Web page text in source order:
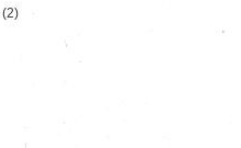
(2)